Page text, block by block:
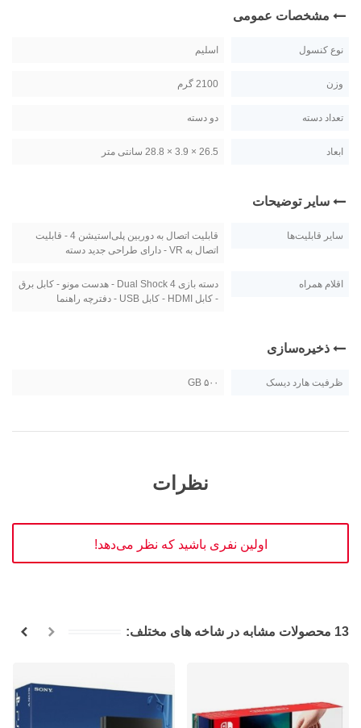
مشخصات عمومی
نوع کنسول اسلیم
وزن 2100 گرم
تعداد دسته دو دسته
ابعاد 26.5 × 3.9 × 28.8 سانتی متر
سایر توضیحات
سایر قابلیت‌ها
قابلیت اتصال به دوربین پلی‌استیشن 4 - قابلیت
اتصال به VR - دارای طراحی جدید دسته
اقلام همراه
دسته بازی Dual Shock 4 - هدست مونو - کابل برق
- کابل HDMI - کابل USB - دفترچه راهنما
ذخیره‌سازی
ظرفیت هارد دیسک ۵۰۰ GB
نظرات
اولین نفری باشید که نظر می‌دهد!
13 محصولات مشابه در شاخه های مختلف: